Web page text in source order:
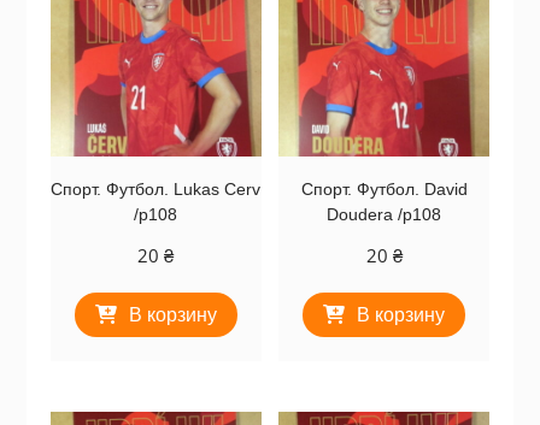
Спорт. Футбол. Lukas Cerv
/p108
20₴
В корзину
Спорт. Футбол. David
Doudera /p108
20 ₴
В корзину